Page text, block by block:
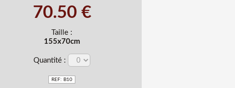
70.50 €
Taille :
155x70cm
Quantité :
REF: B10